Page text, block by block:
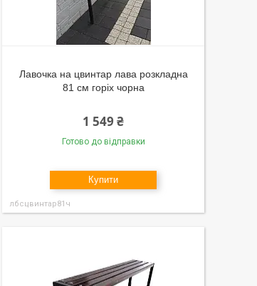
Лавочка на цвинтар лава розкладна
81 см горіх чорна
1 549 ₴
Готово до відправки
Купити
лбсцвинтар81ч